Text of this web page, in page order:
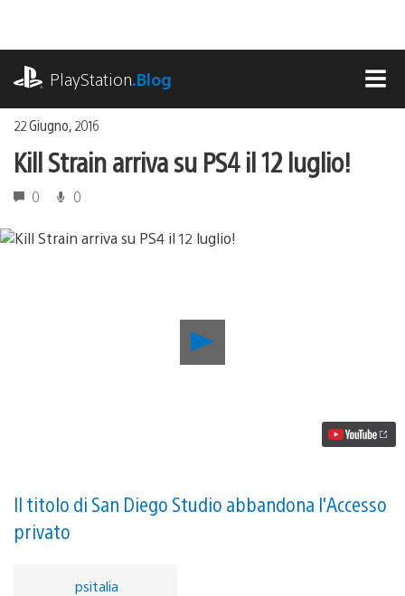
contenuto
PlayStation.Blog
22 Giugno, 2016
Kill Strain arriva su PS4 il 12 luglio!
0 0
Kill
Il titolo di San Diego Studio abbandona l'Accesso
privato
psitalia